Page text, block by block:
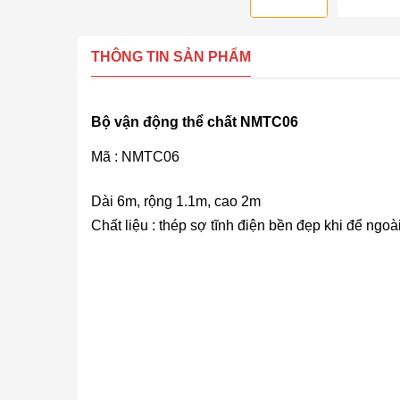
THÔNG TIN SẢN PHẨM
Bộ vận động thể chất NMTC06
Mã : NMTC06
Dài 6m, rộng 1.1m, cao 2m
Chất liệu : thép sợ tĩnh điện bền đẹp khi để